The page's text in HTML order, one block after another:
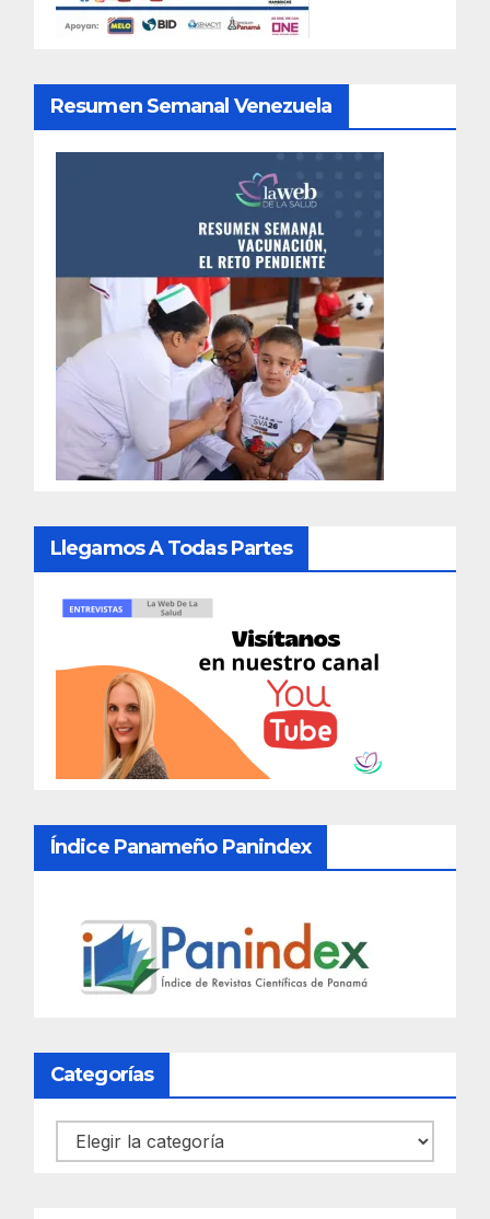
Resumen Semanal Venezuela
Llegamos A Todas Partes
Índice Panameño Panindex
Categorías
Categorías